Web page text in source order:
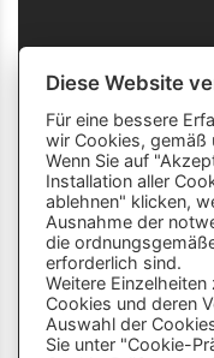
info
Dieser
Intelligenz
Diese Website
Für eine bessere
wir Cookies, gemäß
Wenn Sie auf
Installation aller
ablehnen" klicken,
Ausnahme der
die
erforderlich sind.
Weitere
Cookies und deren
Auswahl der
Sie unter "Cookie-